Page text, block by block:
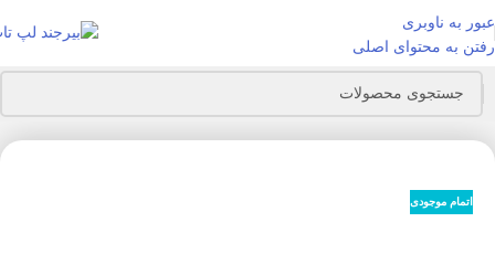
عبور به ناوبری
رفتن به محتوای اصلی
خانه لوازم جانبی کیبورد
اتمام موجودی